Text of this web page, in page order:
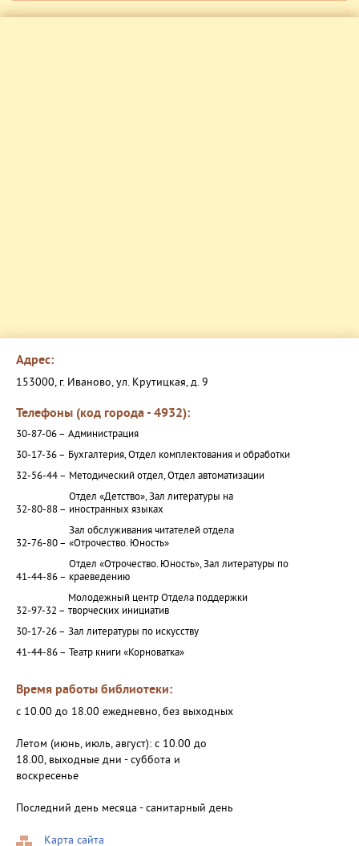
Адрес:
153000, г. Иваново, ул. Крутицкая, д. 9
Телефоны (код города - 4932):
30-87-06 – Администрация
30-17-36 – Бухгалтерия, Отдел комплектования и обработки
32-56-44 – Методический отдел, Отдел автоматизации
32-80-88 –
Отдел «Детство», Зал литературы на
иностранных языках
32-76-80 –
Зал обслуживания читателей отдела
«Отрочество. Юность»
41-44-86 –
Отдел «Отрочество. Юность», Зал литературы по
краеведению
32-97-32 –
Молодежный центр Отдела поддержки
творческих инициатив
30-17-26 – Зал литературы по искусству
41-44-86 – Театр книги «Корноватка»
Время работы библиотеки:
с 10.00 до 18.00 ежедневно, без выходных
Летом (июнь, июль, август): с 10.00 до
18.00, выходные дни - суббота и
воскресенье
Последний день месяца - санитарный день
Карта сайта